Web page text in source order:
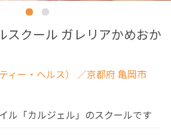
スクール ガレリアかめおか
ィー・ヘルス） ／京都府 亀岡市
ル「カルジェル」のスクールです